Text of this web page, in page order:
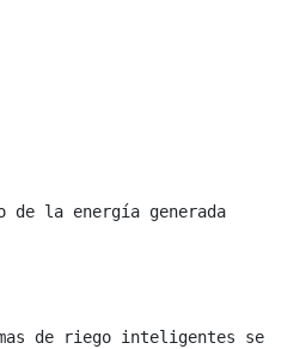
de la energía generada
de riego inteligentes se